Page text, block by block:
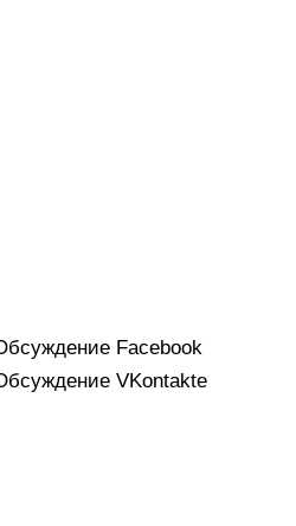
Facebook
VKontakte